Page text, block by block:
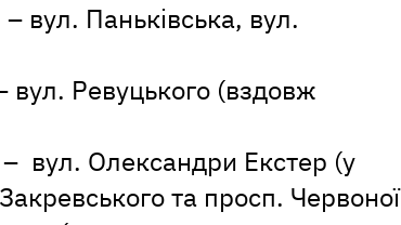
– вул. Паньківська, вул.
Ревуцького (вздовж
вул. Олександри Екстер (у
та просп. Червоної